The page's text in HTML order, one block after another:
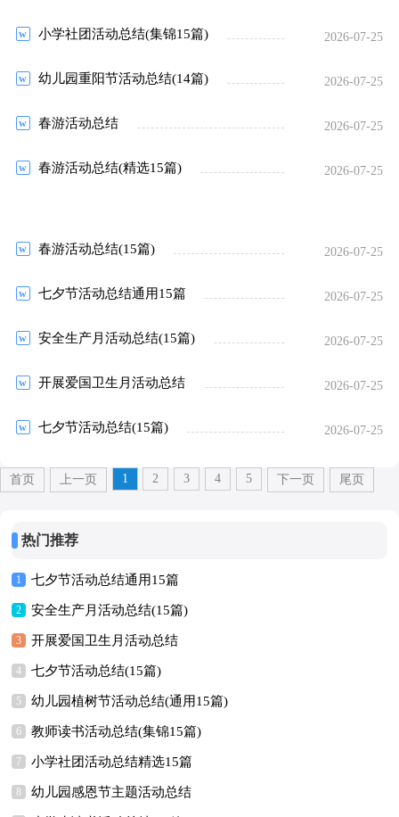
小学社团活动总结(集锦15篇) 2026-07-25
幼儿园重阳节活动总结(14篇) 2026-07-25
春游活动总结 2026-07-25
春游活动总结(精选15篇) 2026-07-25
春游活动总结(15篇) 2026-07-25
七夕节活动总结通用15篇 2026-07-25
安全生产月活动总结(15篇) 2026-07-25
开展爱国卫生月活动总结 2026-07-25
七夕节活动总结(15篇) 2026-07-25
首页 上一页 1 2 3 4 5 下一页 尾页
热门推荐
1 七夕节活动总结通用15篇
2 安全生产月活动总结(15篇)
3 开展爱国卫生月活动总结
4 七夕节活动总结(15篇)
5 幼儿园植树节活动总结(通用15篇)
6 教师读书活动总结(集锦15篇)
7 小学社团活动总结精选15篇
8 幼儿园感恩节主题活动总结